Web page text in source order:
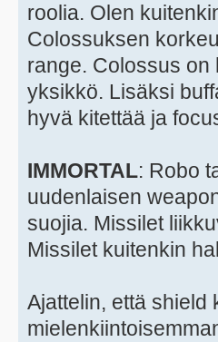
roolia. Olen
Colossuksen
range. Colossus on
yksikkö. Lisäksi
hyvä kitettää ja
IMMORTAL: Robo
uudenlaisen
suojia. Missilet
Missilet kuitenkin
Ajattelin, että shield